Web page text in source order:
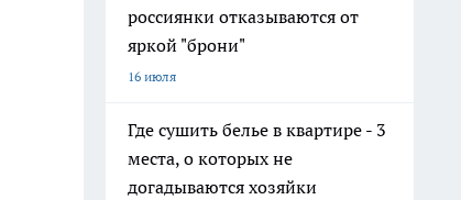
россиянки отказываются от
яркой "брони"
16 июля
Где сушить белье в квартире - 3
места, о которых не
догадываются хозяйки